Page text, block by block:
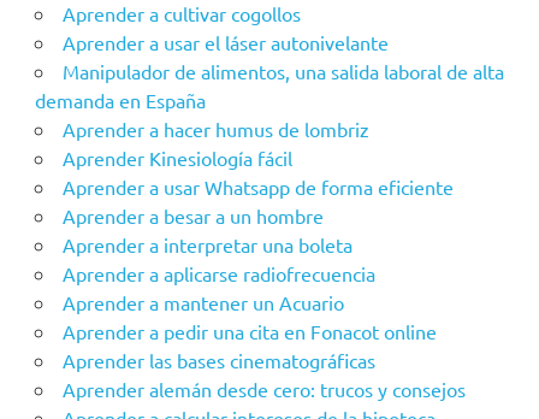
Aprender a cultivar cogollos
Aprender a usar el láser autonivelante
Manipulador de alimentos, una salida laboral de alta
demanda en España
Aprender a hacer humus de lombriz
Aprender Kinesiología fácil
Aprender a usar Whatsapp de forma eficiente
Aprender a besar a un hombre
Aprender a interpretar una boleta
Aprender a aplicarse radiofrecuencia
Aprender a mantener un Acuario
Aprender a pedir una cita en Fonacot online
Aprender las bases cinematográficas
Aprender alemán desde cero: trucos y consejos